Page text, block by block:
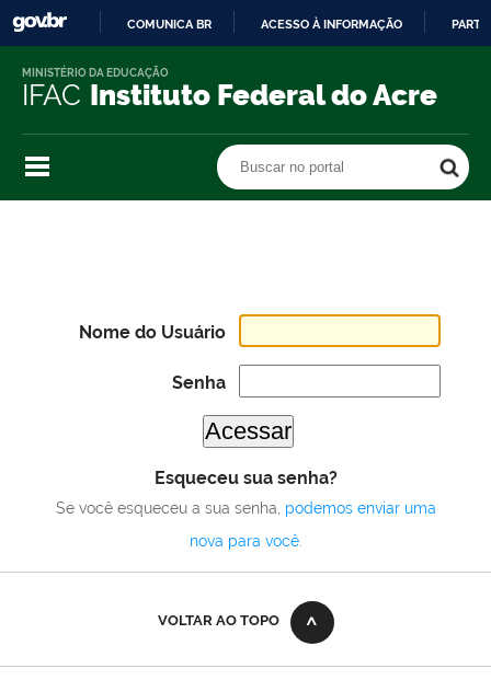
O
COMUNICA BR ACESSO À INFORMAÇÃO
IFAC Instituto Federal do Acre
MINISTÉRIO DA EDUCAÇÃO
Buscar no portal
Nome do Usuário
Senha
Esqueceu sua senha?
Se você esqueceu a sua senha, podemos enviar uma
nova para você.
VOLTAR AO TOPO